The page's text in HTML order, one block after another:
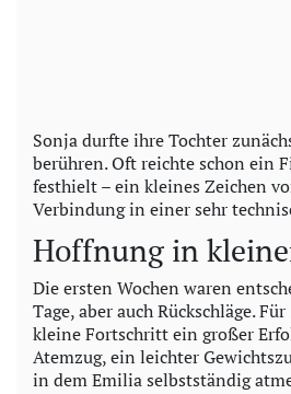
Sonja durfte ihre Tochter
berühren. Oft reichte schon ein
festhielt – ein kleines Zeichen
Verbindung in einer sehr
Hoffnung in
Die ersten Wochen waren
Tage, aber auch Rückschläge.
kleine Fortschritt ein großer
Atemzug, ein leichter
in dem Emilia selbstständig